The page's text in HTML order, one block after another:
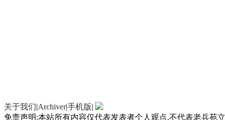
有
关于我们|Archiver|手机版|
免责声明:本站所有内容仅代表发表者个人观点,不代表老兵苑